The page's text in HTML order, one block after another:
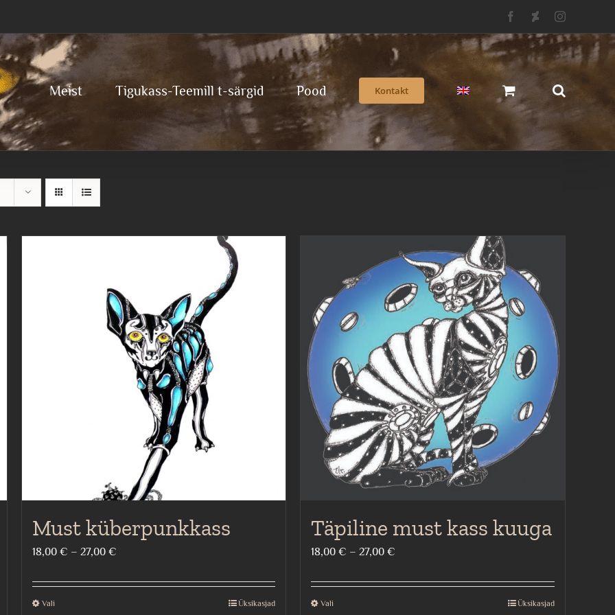
FacebookDeviantartInstagram
Meist Tigukass-Teemill t-särgid Pood Kontakt
Must küberpunkkass
18,00 € – 27,00 €Price
18,00 €
ValiThis Üksikasjad
Täpiline must kass kuuga
18,00€ – 27,00€
18,00 €
Vali Üksikasjad